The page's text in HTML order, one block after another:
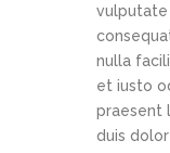
nulla
et iusto
praesent
duis